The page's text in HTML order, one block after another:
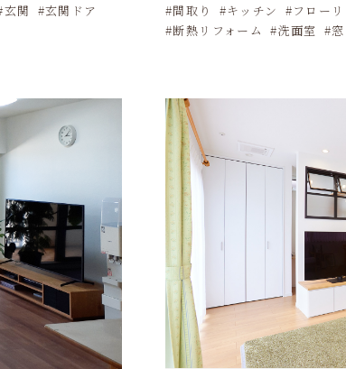
玄関
玄関ドア
間取り
キッチン
フロー
断熱リフォーム
洗面室 窓